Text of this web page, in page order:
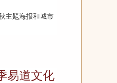
主题海报和城市
易道文化